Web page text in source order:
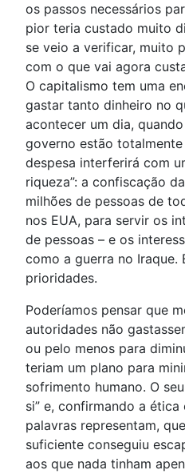
os passos necessários
pior teria custado muito
se veio a verificar, muito
com o que vai agora
O capitalismo tem uma
gastar tanto dinheiro no
acontecer um dia,
governo estão
despesa interferirá com
riqueza”: a confiscação
milhões de pessoas de
nos EUA, para servir os
de pessoas – e os
como a guerra no Iraque.
prioridades.
Poderíamos pensar que
autoridades não
ou pelo menos para
teriam um plano para
sofrimento humano. O
si” e, confirmando a
palavras representam,
suficiente conseguiu
aos que nada tinham